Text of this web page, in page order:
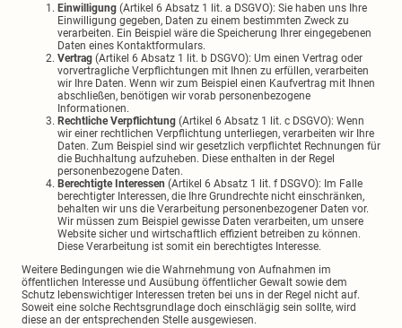
Einwilligung (Artikel 6 Absatz 1 lit. a DSGVO): Sie haben uns Ihre
Einwilligung gegeben, Daten zu einem bestimmten Zweck zu
verarbeiten. Ein Beispiel wäre die Speicherung Ihrer eingegebenen
Daten eines Kontaktformulars.
Vertrag (Artikel 6 Absatz 1 lit. b DSGVO): Um einen Vertrag oder
vorvertragliche Verpflichtungen mit Ihnen zu erfüllen, verarbeiten
wir Ihre Daten. Wenn wir zum Beispiel einen Kaufvertrag mit Ihnen
abschließen, benötigen wir vorab personenbezogene
Informationen.
Rechtliche Verpflichtung (Artikel 6 Absatz 1 lit. c DSGVO): Wenn
wir einer rechtlichen Verpflichtung unterliegen, verarbeiten wir Ihre
Daten. Zum Beispiel sind wir gesetzlich verpflichtet Rechnungen für
die Buchhaltung aufzuheben. Diese enthalten in der Regel
personenbezogene Daten.
Berechtigte Interessen (Artikel 6 Absatz 1 lit. f DSGVO): Im Falle
berechtigter Interessen, die Ihre Grundrechte nicht einschränken,
behalten wir uns die Verarbeitung personenbezogener Daten vor.
Wir müssen zum Beispiel gewisse Daten verarbeiten, um unsere
Website sicher und wirtschaftlich effizient betreiben zu können.
Diese Verarbeitung ist somit ein berechtigtes Interesse.
Weitere Bedingungen wie die Wahrnehmung von Aufnahmen im
öffentlichen Interesse und Ausübung öffentlicher Gewalt sowie dem
Schutz lebenswichtiger Interessen treten bei uns in der Regel nicht auf.
Soweit eine solche Rechtsgrundlage doch einschlägig sein sollte, wird
diese an der entsprechenden Stelle ausgewiesen.